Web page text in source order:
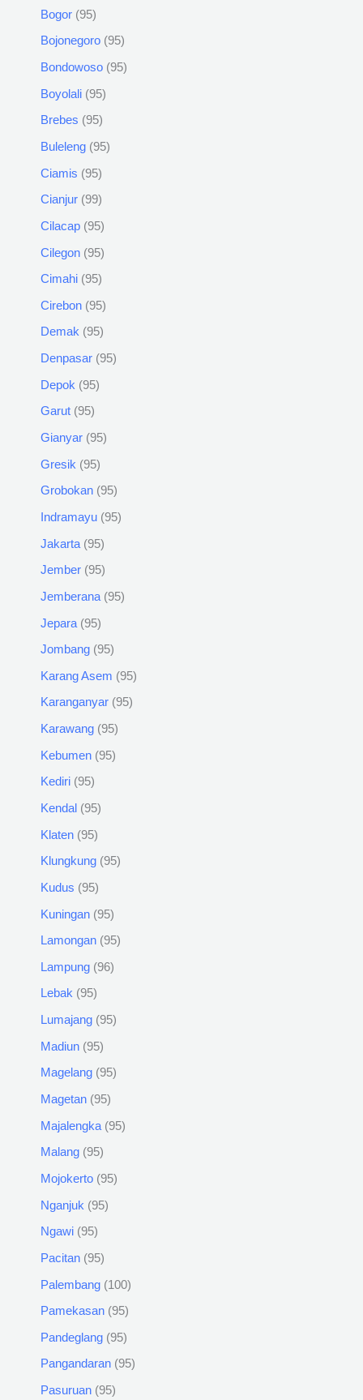
Bogor 95
Bojonegoro 95
Bondowoso 95
Boyolali 95
Brebes 95
Buleleng 95
Ciamis 95
Cianjur 99
Cilacap 95
Cilegon 95
Cimahi 95
Cirebon 95
Demak 95
Denpasar 95
Depok 95
Garut 95
Gianyar 95
Gresik 95
Grobokan 95
Indramayu 95
Jakarta 95
Jember 95
Jemberana 95
Jepara 95
Jombang 95
Karang Asem 95
Karanganyar 95
Karawang 95
Kebumen 95
Kediri 95
Kendal 95
Klaten 95
Klungkung 95
Kudus 95
Kuningan 95
Lamongan 95
Lampung 96
Lebak 95
Lumajang 95
Madiun 95
Magelang 95
Magetan 95
Majalengka 95
Malang 95
Mojokerto 95
Nganjuk 95
Ngawi 95
Pacitan 95
Palembang 100
Pamekasan 95
Pandeglang 95
Pangandaran 95
Pasuruan 95